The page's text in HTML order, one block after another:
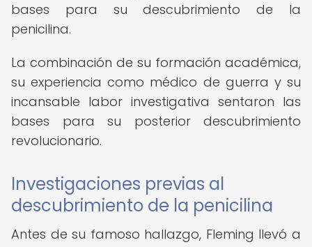
bases para su descubrimiento de la
penicilina.
La combinación de su formación académica,
su experiencia como médico de guerra y su
incansable labor investigativa sentaron las
bases para su posterior descubrimiento
revolucionario.
Investigaciones previas al
descubrimiento de la penicilina
Antes de su famoso hallazgo, Fleming llevó a